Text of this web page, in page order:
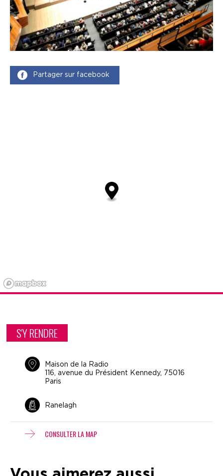
Partager sur facebook
S'Y RENDRE
Maison de la Radio
116, avenue du Président Kennedy, 75016
Paris
Ranelagh
CONSULTER LA MAP